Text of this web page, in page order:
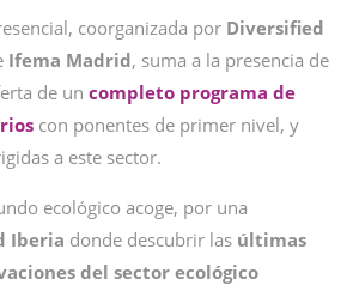
coorganizada por Diversified
Ifema Madrid, suma a la presencia de
de un completo programa de
con ponentes de primer nivel, y
a este sector.
ecológico acoge, por una
Iberia donde descubrir las últimas
del sector ecológico